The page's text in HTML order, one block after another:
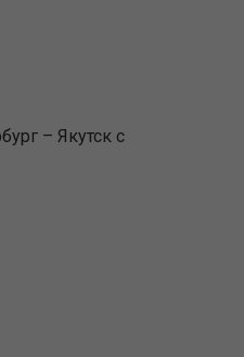
– Якутск с